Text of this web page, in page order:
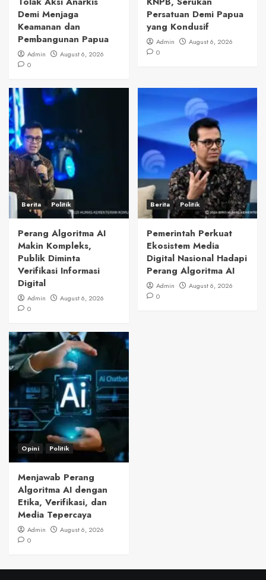
Demi Menjaga
Keamanan dan
Pembangunan Papua
Admin
August 6, 2026
0
Persatuan Demi Papua
yang Kondusif
Admin
August 6, 2026
0
Berita Politik
Perang Algoritma AI
Makin Kompleks,
Publik Diminta
Verifikasi Informasi
Digital
Admin
August 6, 2026
0
Berita Politik
Pemerintah Perkuat
Ekosistem Media
Digital Nasional Hadapi
Perang Algoritma AI
Admin
August 6, 2026
0
Opini Politik
Menjawab Perang
Algoritma AI dengan
Etika, Verifikasi, dan
Media Tepercaya
Admin
August 6, 2026
0